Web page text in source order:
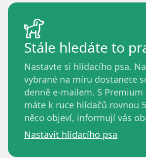
Stále hledáte to
Nastavte si hlídacího psa.
vybrané na míru dostanete
denně e-mailem. S
máte k ruce hlídačů rovnou
něco objeví, informují vás
Nastavit hlídacího psa